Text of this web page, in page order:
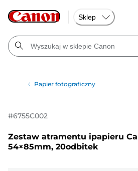
Sklep
Papier fotograficzny
#6755C002
Zestaw atramentu ipapieru
54×85mm, 20odbitek